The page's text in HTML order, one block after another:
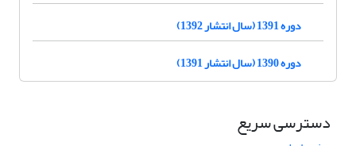
دوره 1391 (سال انتشار 1392)
دوره 1390 (سال انتشار 1391)
دسترسی سریع